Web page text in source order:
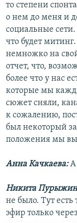
то степени
о нем до меня и
социальные
что будет
немножко на
отчет, что,
более что у нас
которые мы
сюжет сняли,
к сожалению,
был некоторый
положения мы
Анна Качкаева:А
Никита
не было. Тут
эфир только